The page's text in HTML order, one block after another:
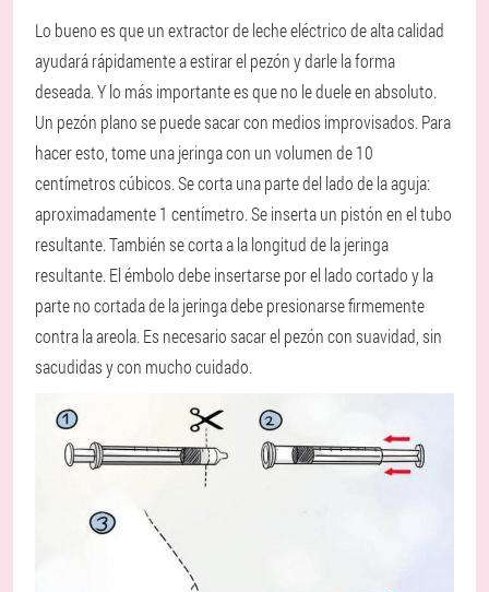
Lo bueno es que un extractor de leche eléctrico de alta calidad
ayudará rápidamente a estirar el pezón y darle la forma
deseada. Y lo más importante es que no le duele en absoluto.
Un pezón plano se puede sacar con medios improvisados. Para
hacer esto, tome una jeringa con un volumen de 10
centímetros cúbicos. Se corta una parte del lado de la aguja:
aproximadamente 1 centímetro. Se inserta un pistón en el tubo
resultante. También se corta a la longitud de la jeringa
resultante. El émbolo debe insertarse por el lado cortado y la
parte no cortada de la jeringa debe presionarse firmemente
contra la areola. Es necesario sacar el pezón con suavidad, sin
sacudidas y con mucho cuidado.